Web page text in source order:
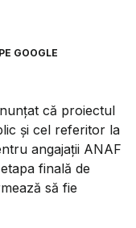
GOOGLE
că proiectul
și cel referitor la
angajații ANAF
finală de
să fie